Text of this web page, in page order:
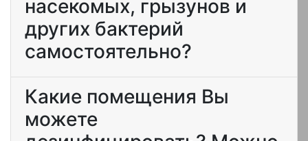
насекомых, грызунов и
других бактерий
самостоятельно?
Какие помещения Вы
можете